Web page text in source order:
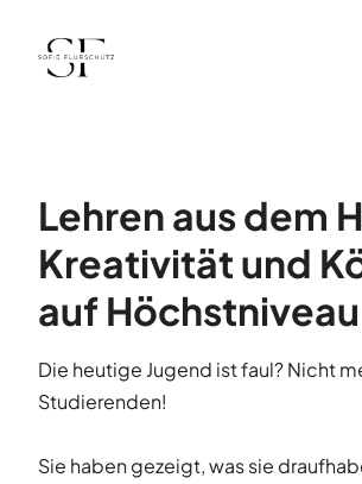
Lehren aus dem
Kreativität und
auf Höchstniveau
Die heutige Jugend ist faul? Nicht
Studierenden!
Sie haben gezeigt, was sie